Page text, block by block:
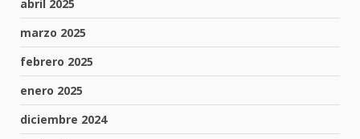
abril 2025
marzo 2025
febrero 2025
enero 2025
diciembre 2024